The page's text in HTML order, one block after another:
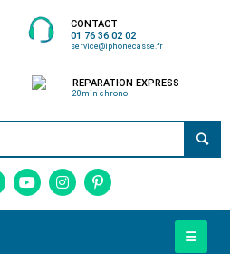
CONTACT
01 76 36 02 02
service@iphonecasse.fr
REPARATION EXPRESS
20min chrono